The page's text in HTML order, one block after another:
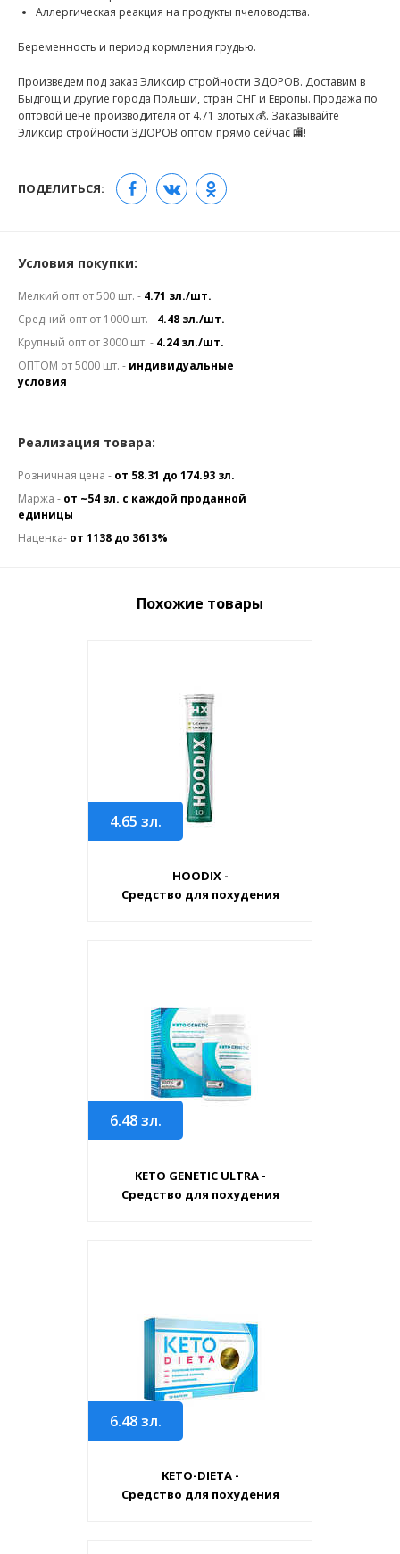
Аллергическая реакция на продукты пчеловодства.
Беременность и период кормления грудью.
Произведем под заказ Эликсир стройности ЗДОРОВ. Доставим в
Быдгощ и другие города Польши, стран СНГ и Европы. Продажа по
оптовой цене производителя от 4.71 злотых 💰. Заказывайте
Эликсир стройности ЗДОРОВ оптом прямо сейчас 🏬!
ПОДЕЛИТЬСЯ:
Условия покупки:
Мелкий опт от 500 шт. - 4.71 зл./шт.
Средний опт от 1000 шт. - 4.48 зл./шт.
Крупный опт от 3000 шт. - 4.24 зл./шт.
ОПТОМ от 5000 шт. - индивидуальные
условия
Реализация товара:
Розничная цена - от 58.31 до 174.93 зл.
Маржа - от ~54 зл. с каждой проданной
единицы
Наценка- от 1138 до 3613%
Похожие товары
4.65 зл.
HOODIX -
Средство для похудения
6.48зл.
KETO GENETIC ULTRA -
Средство для похудения
6.48зл.
KETO-DIETA -
Средство для похудения